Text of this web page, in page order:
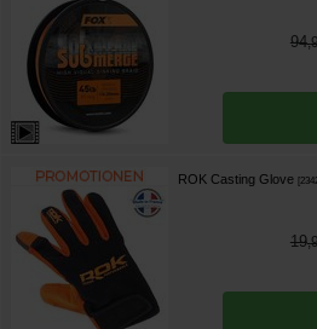
94,
ROK Casting Glove
19,